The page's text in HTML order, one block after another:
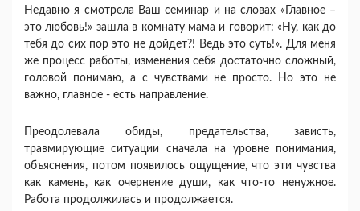
Недавно я смотрела Ваш семинар и на словах «Главное –
это любовь!» зашла в комнату мама и говорит: «Ну, как до
тебя до сих пор это не дойдет?! Ведь это суть!». Для меня
же процесс работы, изменения себя достаточно сложный,
головой понимаю, а с чувствами не просто. Но это не
важно, главное - есть направление.
Преодолевала обиды, предательства, зависть,
травмирующие ситуации сначала на уровне понимания,
объяснения, потом появилось ощущение, что эти чувства
как камень, как очернение души, как что-то ненужное.
Работа продолжилась и продолжается.